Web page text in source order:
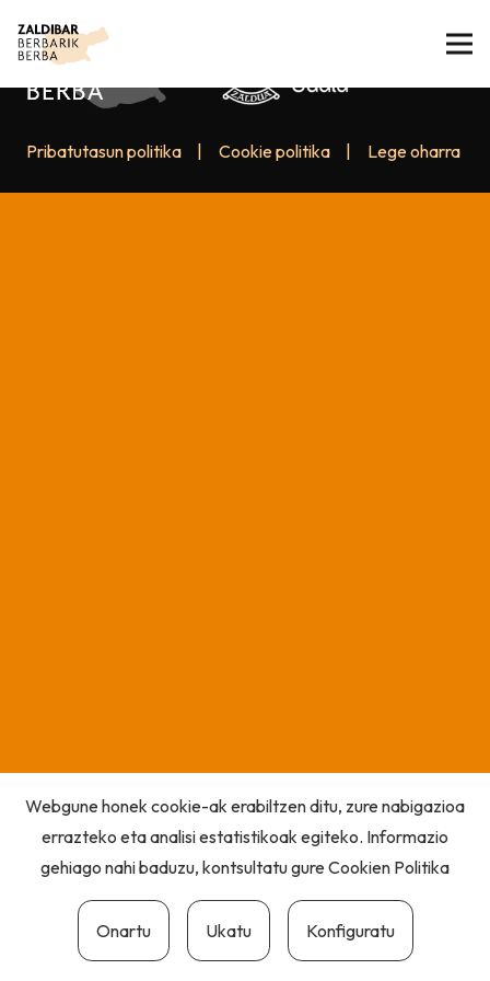
Pribatutasun politika Cookie politika Lege oharra
Webgune honek cookie-ak erabiltzen ditu, zure nabigazioa
errazteko eta analisi estatistikoak egiteko. Informazio
gehiago nahi baduzu, kontsultatu gureCookien Politika
Onartu Ukatu Konfiguratu